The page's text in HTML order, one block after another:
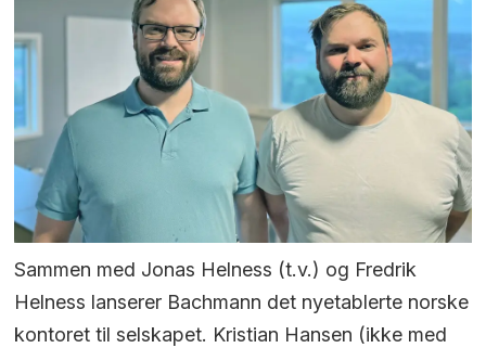
Sammen med Jonas Helness (t.v.) og Fredrik
Helness lanserer Bachmann det nyetablerte norske
kontoret til selskapet. Kristian Hansen (ikke med